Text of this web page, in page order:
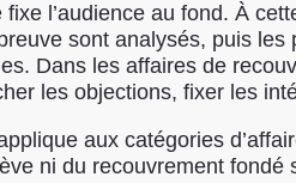
l’audience au fond. À
sont analysés, puis
Dans les affaires de
les objections, fixer les
aux catégories
ni du recouvrement